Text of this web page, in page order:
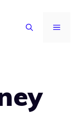
MENU